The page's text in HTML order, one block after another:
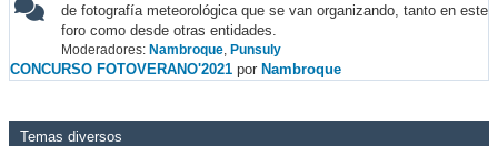
de fotografía meteorológica que se van organizando, tanto en este
foro como desde otras entidades.
Moderadores: Nambroque, Punsuly
CONCURSO FOTOVERANO'2021 por Nambroque
Temas diversos